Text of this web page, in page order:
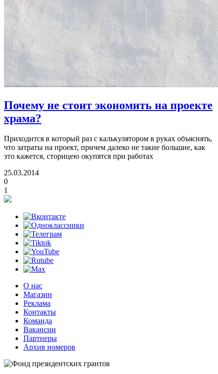
Почему не стоит экономить на проекте
храма?
Приходится в который раз с калькулятором в руках объяснять,
что затраты на проект, причем далеко не такие большие, как
это кажется, сторицею окупятся при работах
25.03.2014
0
1
О нас
Магазин
Реклама
Контакты
Команда
Вакансии
Партнеры
Архив номеров